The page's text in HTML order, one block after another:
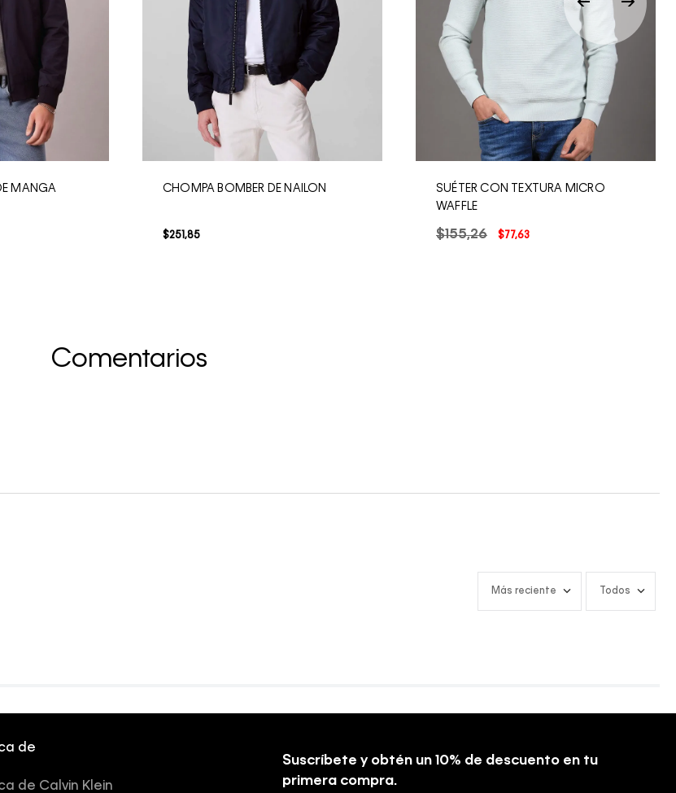
MANGA
CHOMPA BOMBER DE NAILON
$251,85
SUÉTER CON TEXTURA MICRO
WAFFLE
$155,26 $77,63
Comentarios
Más reciente Todos
de
de Calvin Klein
Suscríbete y obtén un 10% de descuento en tu
primera compra.